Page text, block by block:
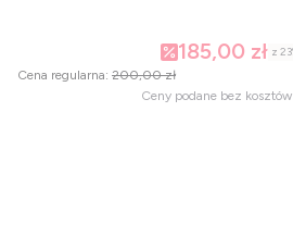
185,00 zł z
Cena regularna: 200,00 zł
Ceny podane bez